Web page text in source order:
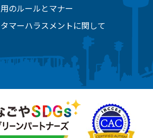
のルールとマナー
マーハラスメントに関して